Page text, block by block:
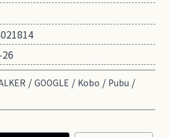
/ GOOGLE / Kobo / Pubu /